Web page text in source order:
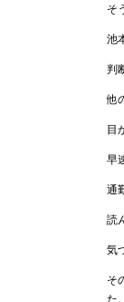
そ
池
判
他
目
早
通
読
気
そ
た。